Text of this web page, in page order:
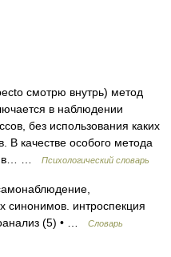
смотрю внутрь) метод
в наблюдении
без использования каких
В качестве особого метода
в… …
Психологический словарь
синонимов. интроспекция
(5) • …
Словарь